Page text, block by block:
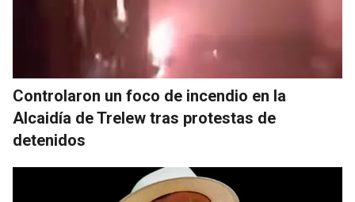
Controlaron un foco de incendio en la
Alcaidía de Trelew tras protestas de
detenidos